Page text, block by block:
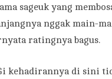
sageuk yang
nggak main-
ratingnya bagus.
kehadirannya di sini